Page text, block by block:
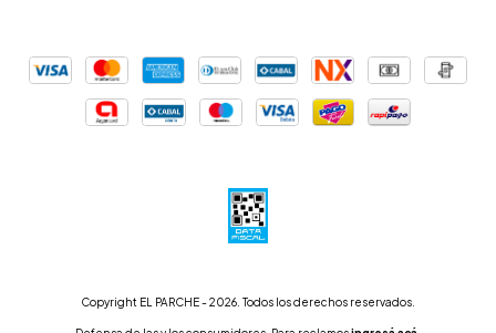
Copyright EL PARCHE - 2026. Todos los derechos reservados.